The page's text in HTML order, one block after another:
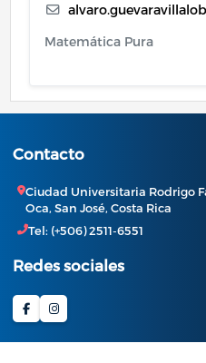
Matemática Pura
Contacto
Ciudad Universitaria Rodrigo
Oca, San José, Costa Rica
Tel: (+506) 2511-6551
Redes sociales